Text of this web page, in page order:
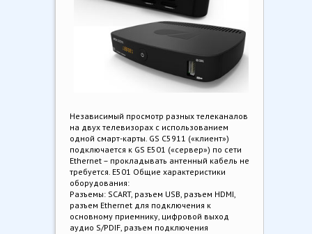
Независимый просмотр разных телеканалов
на двух телевизорах с использованием
одной смарт-карты. GS C5911 («клиент»)
подключается к GS E501 («сервер») по сети
Ethernet – прокладывать антенный кабель не
требуется. Е501 Общие характеристики
оборудования:
Разъемы: SCART, разъем USB, разъем HDMI,
разъем Ethernet для подключения к
основному приемнику, цифровой выход
аудио S/PDIF, разъем подключения